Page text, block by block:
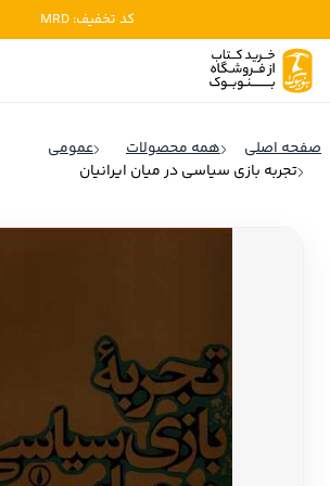
کد تخفیف: MRD
ادبیات
روانشناسی
تاریخ و سیاست
کودک و نوجوان
علوم اجتماعی
ادبیات آمریکا
ادبیات آمریکای لاتین
ادبیات آلمان
ادبیات ترکیه
ادبیات آسیا
صفحه اصلی همه محصولات
عمومی
تجربه بازی سیاسی در میان ایرانیان